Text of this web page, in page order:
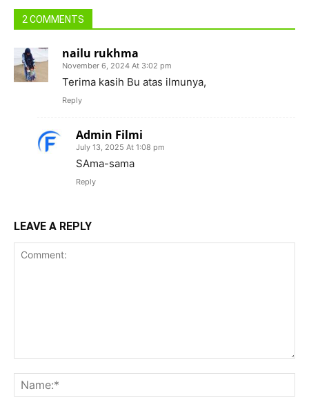
2 COMMENTS
nailu rukhma
November 6, 2024 At 3:02 pm
Terima kasih Bu atas ilmunya,
Reply
Admin Filmi
July 13, 2025 At 1:08 pm
SAma-sama
Reply
LEAVE A REPLY